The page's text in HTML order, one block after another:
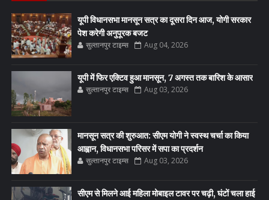
यूपी विधानसभा मानसून सत्र का दूसरा दिन आज, योगी सरकार
पेश करेगी अनुपूरक बजट
सुल्तानपुर टाइम्स Aug 04, 2026
यूपी में फिर एक्टिव हुआ मानसून, 7 अगस्त तक बारिश के आसार
सुल्तानपुर टाइम्स Aug 03, 2026
मानसून सत्र की शुरुआत: सीएम योगी ने स्वस्थ चर्चा का किया
आह्वान, विधानसभा परिसर में सपा का प्रदर्शन
सुल्तानपुर टाइम्स Aug 03, 2026
सीएम से मिलने आई महिला मोबाइल टावर पर चढ़ी, घंटों चला हाई